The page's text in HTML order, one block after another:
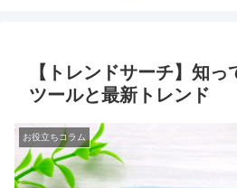
【トレンドサーチ】知
ツールと最新トレンド
お役立ちコラム